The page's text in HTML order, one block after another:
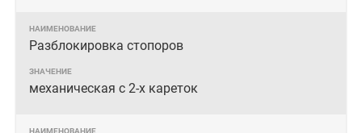
Разблокировка стопоров
механическая с 2-х кареток